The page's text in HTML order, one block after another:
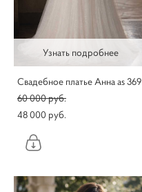
Узнать подробнее
Свадебное платье Анна as 369
60 000 pуб.
48 000 pуб.